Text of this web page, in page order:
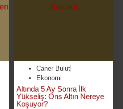
Caner Bulut
Ekonomi
Altında 5 Ay Sonra İlk
Yükseliş: Ons Altın Nereye
Koşuyor?